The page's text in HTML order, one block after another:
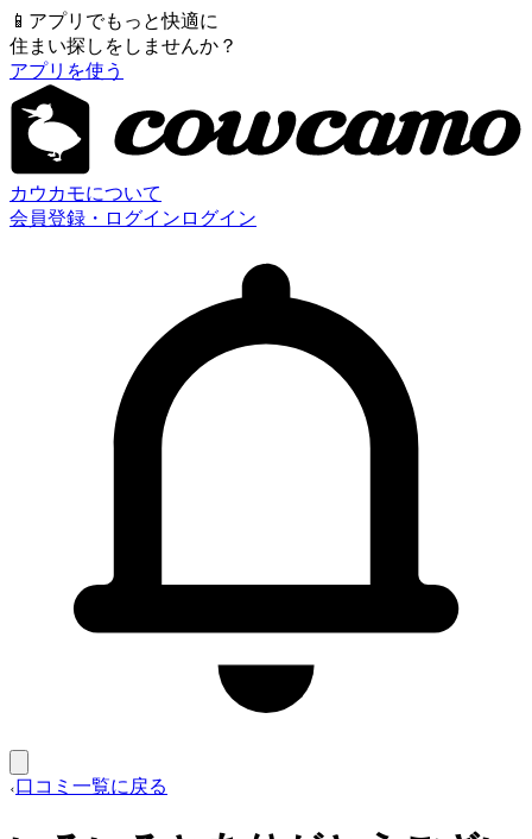
📱 アプリでもっと快適に
住まい探しをしませんか？
アプリを使う
カウカモについて
会員登録・ログイン ログイン
口コミ一覧に戻る